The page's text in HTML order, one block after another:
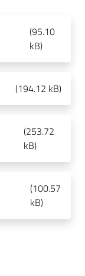
(95.10
kB)
(194.12 kB)
(253.72
kB)
(100.57
kB)